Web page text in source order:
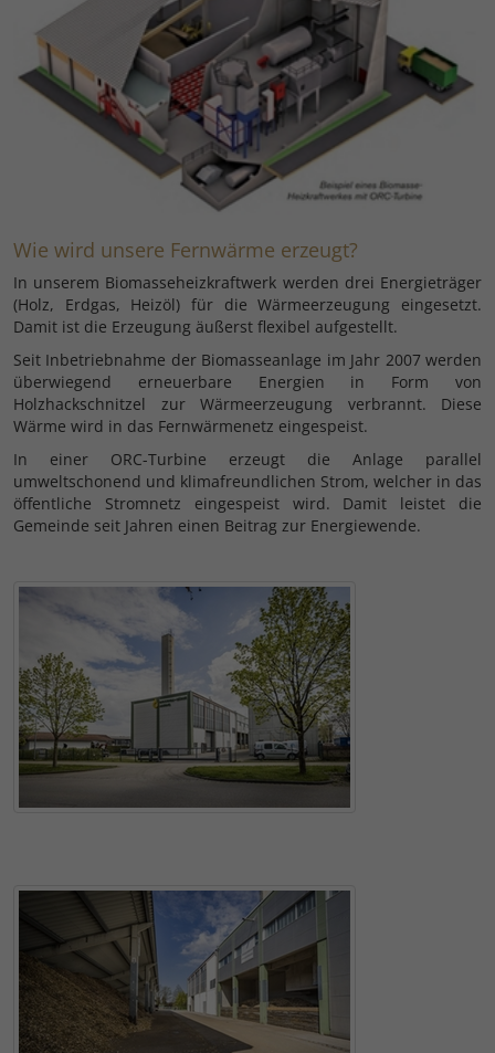
Wie wird unsere Fernwärme erzeugt?
In unserem Biomasseheizkraftwerk werden drei Energieträger
(Holz, Erdgas, Heizöl) für die Wärmeerzeugung eingesetzt.
Damit ist die Erzeugung äußerst flexibel aufgestellt.
Seit Inbetriebnahme der Biomasseanlage im Jahr 2007 werden
überwiegend erneuerbare Energien in Form von
Holzhackschnitzel zur Wärmeerzeugung verbrannt. Diese
Wärme wird in das Fernwärmenetz eingespeist.
In einer ORC-Turbine erzeugt die Anlage parallel
umweltschonend und klimafreundlichen Strom, welcher in das
öffentliche Stromnetz eingespeist wird. Damit leistet die
Gemeinde seit Jahren einen Beitrag zur Energiewende.